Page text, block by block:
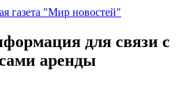
газета "Мир новостей"
для связи с
аренды